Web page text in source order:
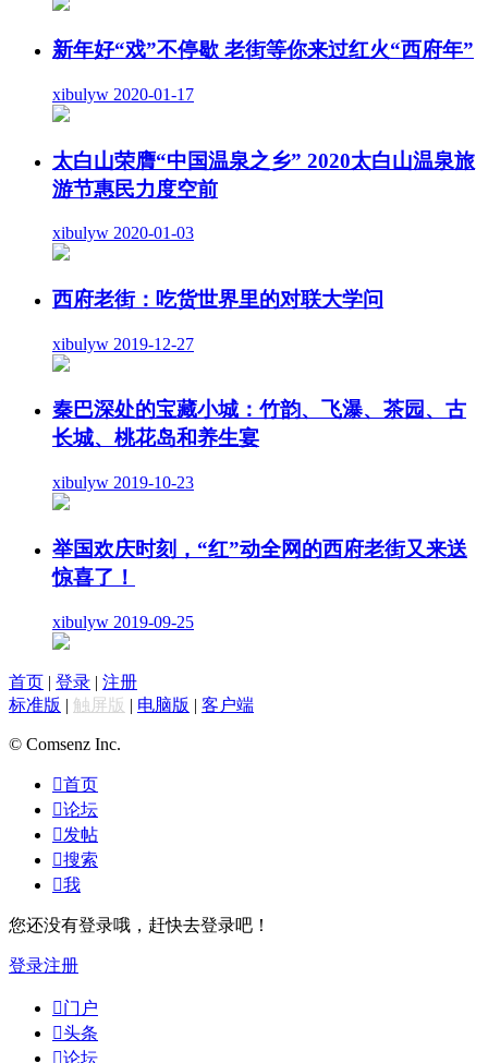
新年好“戏”不停歇 老街等你来过红火“西府年”
xibulyw 2020-01-17
太白山荣膺“中国温泉之乡” 2020太白山温泉旅
游节惠民力度空前
xibulyw 2020-01-03
西府老街：吃货世界里的对联大学问
xibulyw 2019-12-27
秦巴深处的宝藏小城：竹韵、飞瀑、茶园、古
长城、桃花岛和养生宴
xibulyw 2019-10-23
举国欢庆时刻，“红”动全网的西府老街又来送
惊喜了！
xibulyw 2019-09-25
首页 | 登录 | 注册
标准版 | 触屏版 | 电脑版 | 客户端
© Comsenz Inc.
首页
论坛
发帖
搜索
我
您还没有登录哦，赶快去登录吧！
登录注册
门户
头条
论坛